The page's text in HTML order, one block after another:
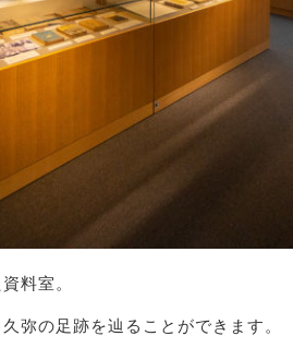
料室。
弥の足跡を辿ることができます。